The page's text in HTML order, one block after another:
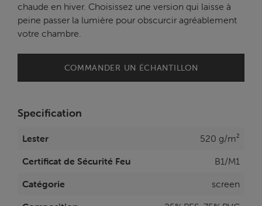
chaude en hiver. Choisissez une version qui laisse à
peine passer la lumière pour obscurcir agréablement
votre chambre.
COMMANDER UN ÉCHANTILLON
Specification
Lester
520 g/m²
Certificat de Sécurité Feu
B1/M1
Catégorie
screen